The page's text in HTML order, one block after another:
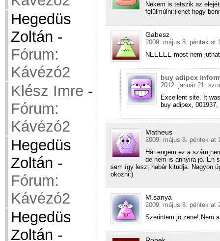
Hegedüs
Zoltán -
Fórum:
Kávézó2
Klész Imre -
Fórum:
Kávézó2
Hegedüs
Zoltán -
Fórum:
Kávézó2
Hegedüs
Zoltán -
Nekem is tetszik az
felülmúlni:)lehet hogy
Gabesz
2009. május 8. péntek at
NEEEEE most nem
buy adipex
2012. január 21.
Excellent site. It
buy adipex, 001937,
Matheus
2009. május 8. péntek at
Hát engem ez a szám
de nem is annyira jó. Én
sem így lesz, habár kitudja. Nagyon
okozni:)
M.sanya
2009. május 8. péntek at
Szerintem jó zene! Nem